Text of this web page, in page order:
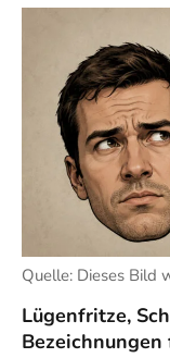
Quelle: Dieses Bild
Lügenfritze,